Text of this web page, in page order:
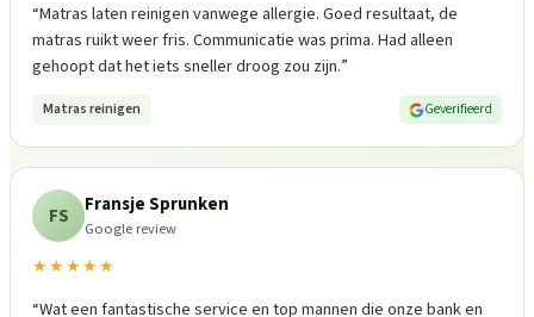
“Matras laten reinigen vanwege allergie. Goed resultaat, de
matras ruikt weer fris. Communicatie was prima. Had alleen
gehoopt dat het iets sneller droog zou zijn.”
Matras reinigen Geverifieerd
FS Fransje Sprunken
Google review
★★★★★
“Wat een fantastische service en top mannen die onze bank en